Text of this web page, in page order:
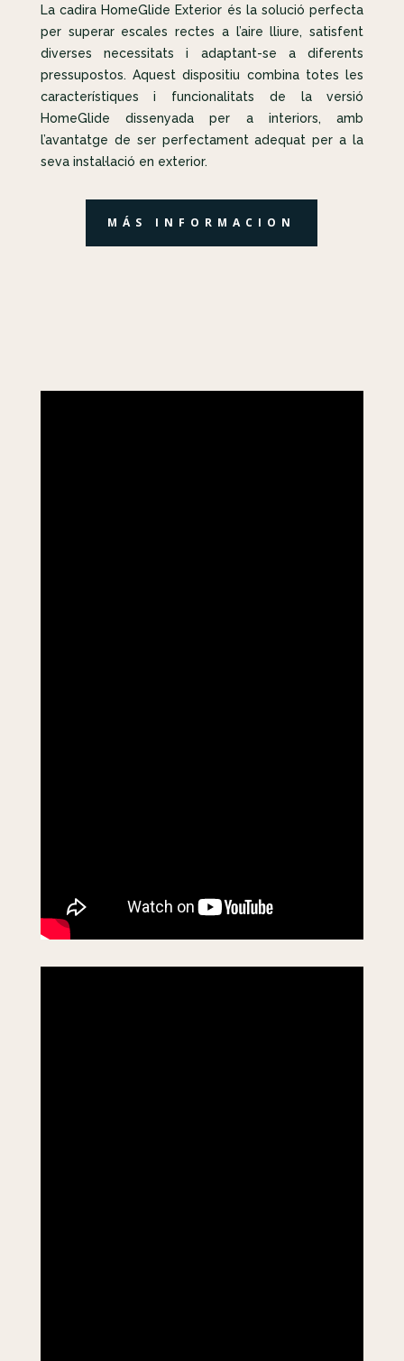
La cadira HomeGlide Exterior és la solució perfecta
per superar escales rectes a l’aire lliure, satisfent
diverses necessitats i adaptant-se a diferents
pressupostos. Aquest dispositiu combina totes les
característiques i funcionalitats de la versió
HomeGlide dissenyada per a interiors, amb
l’avantatge de ser perfectament adequat per a la
seva instal·lació en exterior.
MÁS INFORMACION